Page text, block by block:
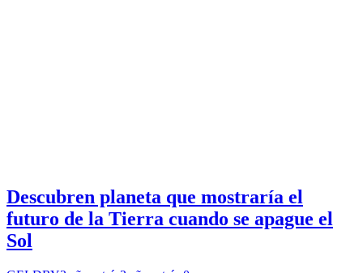
Descubren planeta que mostraría el
futuro de la Tierra cuando se apague el
Sol